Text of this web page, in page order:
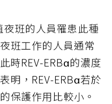
班的人員罹患此種
班工作的人員通常
時REV-ERBα的濃度
明，REV-ERBα若於
保護作用比較小。